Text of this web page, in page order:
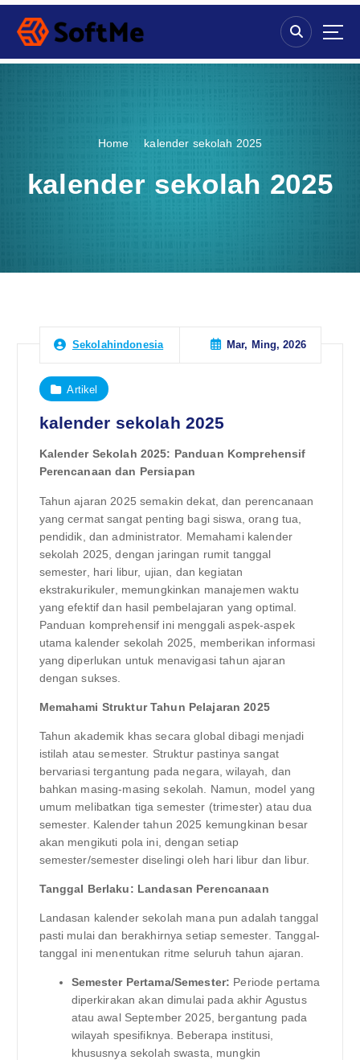
S
p
Home kalender sekolah 2025
kalender sekolah 2025
Sekolahindonesia Mar, Ming, 2026
Artikel
kalender sekolah 2025
Kalender Sekolah 2025: Panduan Komprehensif
Perencanaan dan Persiapan
Tahun ajaran 2025 semakin dekat, dan perencanaan
yang cermat sangat penting bagi siswa, orang tua,
pendidik, dan administrator. Memahami kalender
sekolah 2025, dengan jaringan rumit tanggal
semester, hari libur, ujian, dan kegiatan
ekstrakurikuler, memungkinkan manajemen waktu
yang efektif dan hasil pembelajaran yang optimal.
Panduan komprehensif ini menggali aspek-aspek
utama kalender sekolah 2025, memberikan informasi
yang diperlukan untuk menavigasi tahun ajaran
dengan sukses.
Memahami Struktur Tahun Pelajaran 2025
Tahun akademik khas secara global dibagi menjadi
istilah atau semester. Struktur pastinya sangat
bervariasi tergantung pada negara, wilayah, dan
bahkan masing-masing sekolah. Namun, model yang
umum melibatkan tiga semester (trimester) atau dua
semester. Kalender tahun 2025 kemungkinan besar
akan mengikuti pola ini, dengan setiap
semester/semester diselingi oleh hari libur dan libur.
Tanggal Berlaku: Landasan Perencanaan
Landasan kalender sekolah mana pun adalah tanggal
pasti mulai dan berakhirnya setiap semester. Tanggal-
tanggal ini menentukan ritme seluruh tahun ajaran.
Semester Pertama/Semester: Periode pertama
diperkirakan akan dimulai pada akhir Agustus
atau awal September 2025, bergantung pada
wilayah spesifiknya. Beberapa institusi,
khususnya sekolah swasta, mungkin